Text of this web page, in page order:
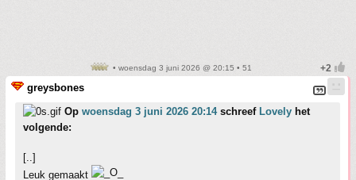
• woensdag 3 juni 2026 @ 20:15 • 51
greysbones
Op woensdag 3 juni 2026 20:14schreef Lovely het
volgende:
[..]
Leuk gemaakt